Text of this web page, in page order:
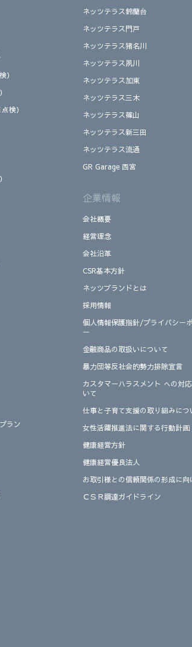
）
検）
ラン
ネッツテラス鈴蘭台
ネッツテラス門戸
ネッツテラス猪名川
ネッツテラス夙川
ネッツテラス加東
ネッツテラス三木
ネッツテラス篠山
ネッツテラス新三田
ネッツテラス流通
GR Garage 西宮
企業情報
会社概要
経営理念
会社沿革
CSR基本方針
ネッツブランドとは
採用情報
個人情報保護指針/プライバシー
ー
金融商品の取扱いについて
暴力団等反社会的勢力排除宣言
カスタマーハラスメント への対
いて
仕事と子育て支援の取り組みにつ
女性活躍推進法に関する行動計画
健康経営方針
健康経営優良法人
お取引様との信頼関係の形成に向
ＣＳＲ調達ガイドライン